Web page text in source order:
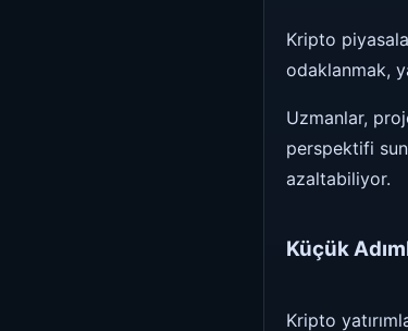
Kripto
odaklanmak,
Uzmanlar,
perspektifi
azaltabiliyor.
Küçük
Kripto